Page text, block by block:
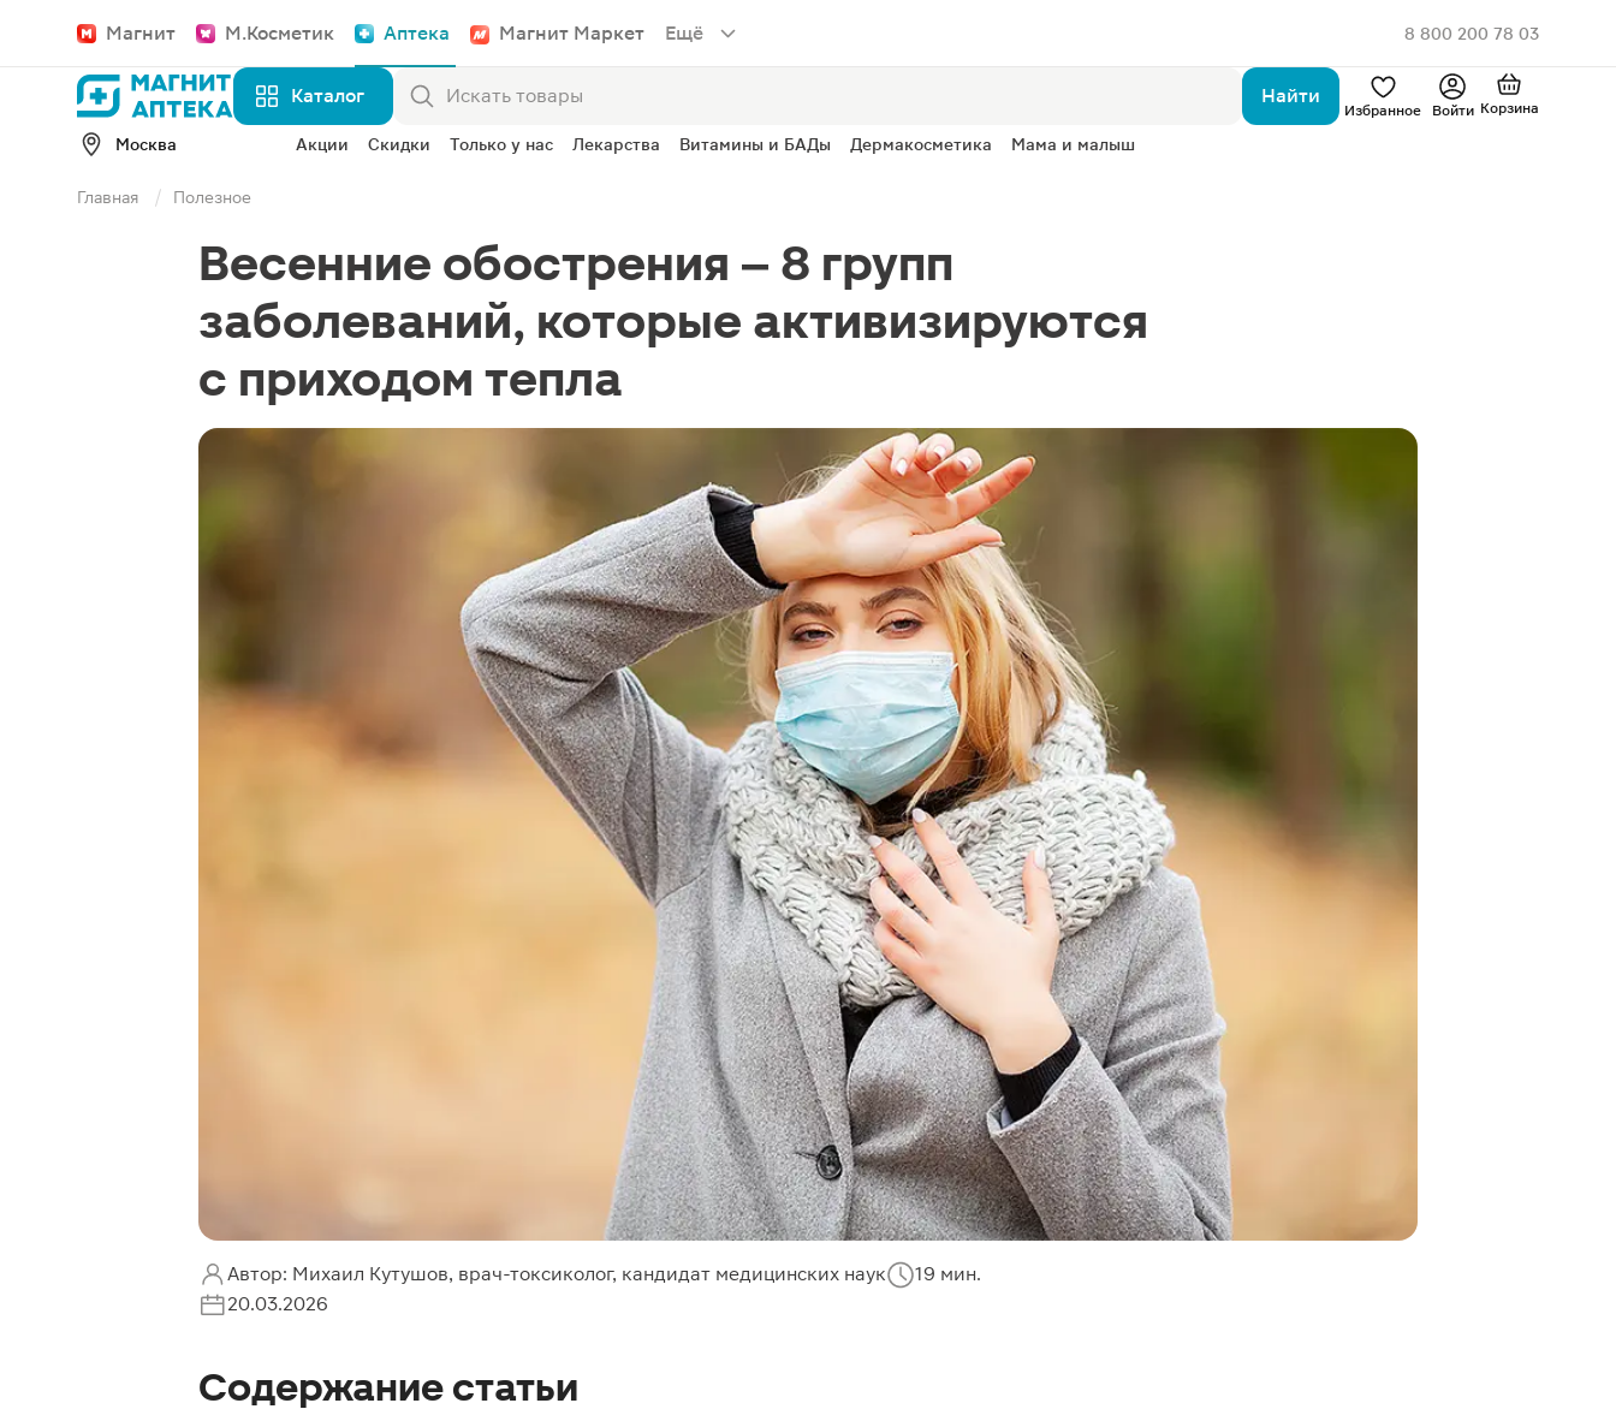
Магнит М.Косметик Аптека Магнит Маркет Ещё 8 800 200 78 03
Каталог Найти
Избранное Войти Корзина
Москва Акции Скидки Только у нас Лекарства Витамины и БАДы Дермакосметика Мама и малыш
Главная Полезное
Весенние обострения – 8 групп
заболеваний, которые активизируются
с приходом тепла
Автор: Михаил Кутушов, врач-токсиколог, кандидат медицинских наук
19 мин.
20.03.2026
Содержание статьи